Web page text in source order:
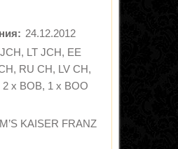
24.12.2012
LT JCH, EE
RU CH, LV CH,
x BOB, 1 x BOO
KAISER FRANZ